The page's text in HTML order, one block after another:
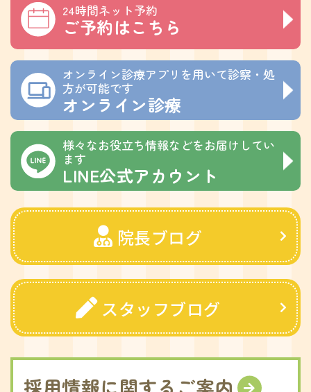
24時間ネット予約
ご予約はこちら
オンライン診療アプリを用いて診察・処
方が可能です
オンライン診療
様々なお役立ち情報などをお届けしてい
ます
LINE公式アカウント
院長ブログ
スタッフブログ